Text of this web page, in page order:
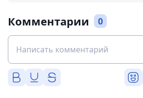
Комментарии 0